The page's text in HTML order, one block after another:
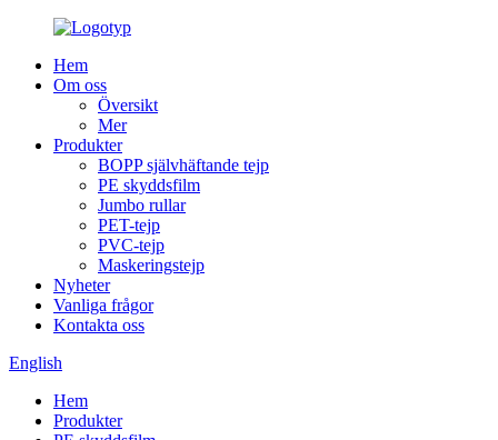
Hem
Om oss
Översikt
Mer
Produkter
BOPP självhäftande tejp
PE skyddsfilm
Jumbo rullar
PET-tejp
PVC-tejp
Maskeringstejp
Nyheter
Vanliga frågor
Kontakta oss
English
Hem
Produkter